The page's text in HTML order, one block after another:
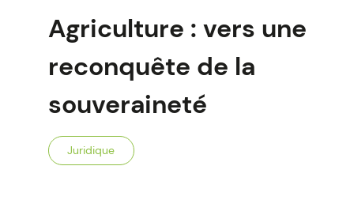
Agriculture : vers une
reconquête de la
souveraineté
Juridique